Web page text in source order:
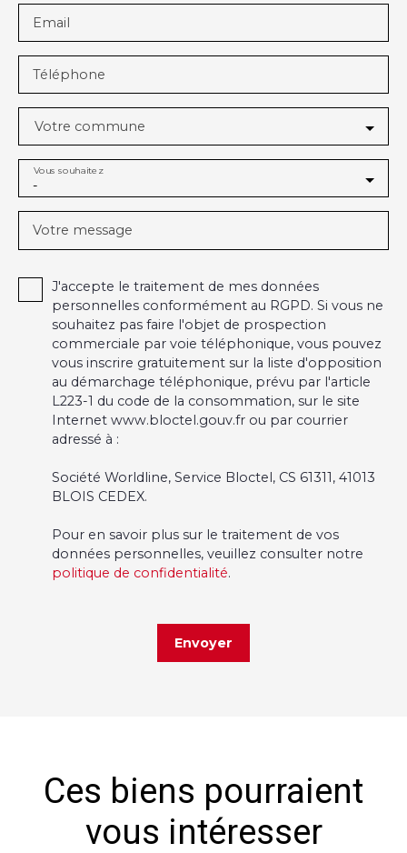
Email
Téléphone
Votre commune
-
Vous souhaitez
Votre message
J'accepte le traitement de mes données
personnelles conformément au RGPD. Si vous ne
souhaitez pas faire l'objet de prospection
commerciale par voie téléphonique, vous pouvez
vous inscrire gratuitement sur la liste d'opposition
au démarchage téléphonique, prévu par l'article
L223-1 du code de la consommation, sur le site
Internet www.bloctel.gouv.fr ou par courrier
adressé à :
Société Worldline, Service Bloctel, CS 61311, 41013
BLOIS CEDEX.
Pour en savoir plus sur le traitement de vos
données personnelles, veuillez consulter notre
politique de confidentialité.
Envoyer
Ces biens pourraient
vous intéresser